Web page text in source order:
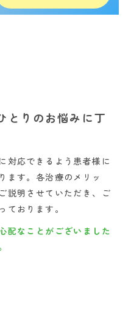
とりのお悩みに丁
対応できるよう患者様に
ます。各治療のメリッ
説明させていただき、ご
ております。
配なことがございました